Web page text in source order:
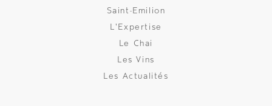
Saint-Emilion
L'Expertise
Le Chai
Les Vins
Les Actualités